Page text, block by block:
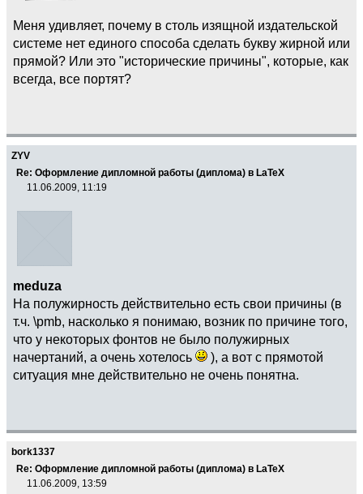
Меня удивляет, почему в столь изящной издательской
системе нет единого способа сделать букву жирной или
прямой? Или это "исторические причины", которые, как
всегда, все портят?
ZYV
Re: Оформление дипломной работы (диплома) в LaTeX
11.06.2009, 11:19
meduza
На полужирность действительно есть свои причины (в
т.ч. \pmb, насколько я понимаю, возник по причине того,
что у некоторых фонтов не было полужирных
начертаний, а очень хотелось
), а вот с прямотой
ситуация мне действительно не очень понятна.
bork1337
Re: Оформление дипломной работы (диплома) в LaTeX
11.06.2009, 13:59